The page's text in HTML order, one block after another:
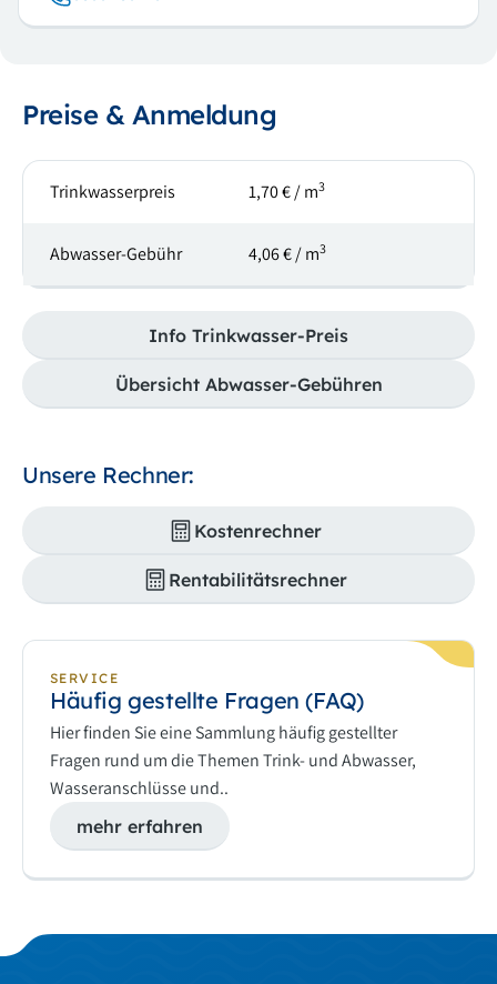
Preise & Anmeldung
Trinkwasserpreis 1,70 € / m3
Abwasser-Gebühr 4,06 € / m3
Info Trinkwasser-Preis
Übersicht Abwasser-Gebühren
Unsere Rechner:
Kostenrechner
Rentabilitätsrechner
SERVICE
Häufig gestellte Fragen (FAQ)
Hier finden Sie eine Sammlung häufig gestellter
Fragen rund um die Themen Trink- und Abwasser,
Wasseranschlüsse und..
mehr erfahren